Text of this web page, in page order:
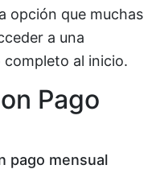
opción que muchas
a una
completo al inicio.
Pago
pago mensual